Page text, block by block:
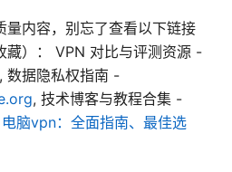
量内容，别忘了查看以下链接
藏）： VPN 对比与评测资源 -
, 数据隐私权指南 -
, 技术博客与教程合集 -
电脑vpn：全面指南、最佳选